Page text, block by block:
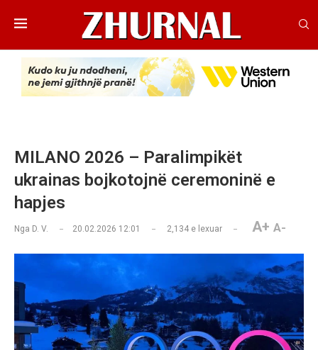
MILANO 2026 – Paralimpikët
ukrainas bojkotojnë ceremoninë e
hapjes
Nga D. V. 20.02.2026 12:01 2,134 e lexuar A+ A-